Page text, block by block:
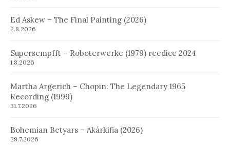
Ed Askew – The Final Painting (2026)
2.8.2026
Supersempfft – Roboterwerke (1979) reedice 2024
1.8.2026
Martha Argerich – Chopin: The Legendary 1965
Recording (1999)
31.7.2026
Bohemian Betyars – Akárkifia (2026)
29.7.2026